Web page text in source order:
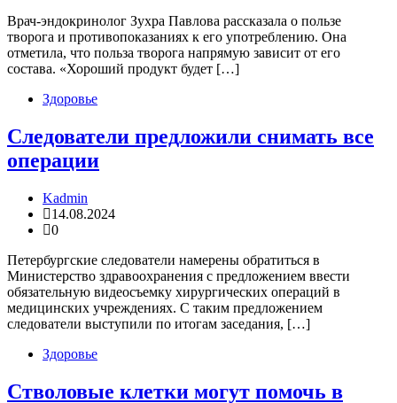
Врач-эндокринолог Зухра Павлова рассказала о пользе
творога и противопоказаниях к его употреблению. Она
отметила, что польза творога напрямую зависит от его
состава. «Хороший продукт будет […]
Здоровье
Следователи предложили снимать все
операции
Kadmin
14.08.2024
0
​Петербургские следователи намерены обратиться в
Министерство здравоохранения с предложением ввести
обязательную видеосъемку хирургических операций в
медицинских учреждениях. С таким предложением
следователи выступили по итогам заседания, […]
Здоровье
Стволовые клетки могут помочь в